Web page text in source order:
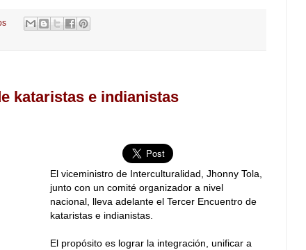
kataristas e indianistas
El viceministro de Interculturalidad, Jhonny Tola,
junto con un comité organizador a nivel
nacional, lleva adelante el Tercer Encuentro de
kataristas e indianistas.
El propósito es lograr la integración, unificar a